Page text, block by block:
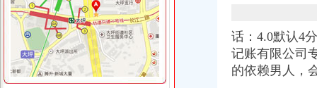
公司报税,企业报税,小规模报税,零报税,-舟山58同城
服务项目>记账报税-西安公司注册,西安注册公司
【代理记账报税公司注册注销年检变更税务咨询】-江宁百家湖易登网
【图】注册上海浦东公司报税代理公司-上海浦东会计/审计-分类168信
【公司注册_记账报税_公司变更_香港公司注册】-深圳市八一财富商务
鑫辰财务企业官网|深圳公司注册|代理记账报税平台|高新企业技术申请|
话：4.0默认4
记账有限公司
的依赖男人，